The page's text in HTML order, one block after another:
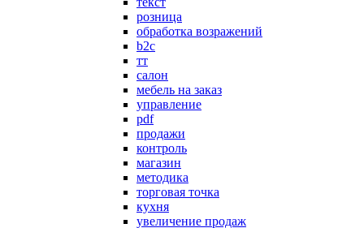
розница
обработка возражений
b2c
тт
салон
мебель на заказ
управление
pdf
продажи
контроль
магазин
методика
торговая точка
кухня
увеличение продаж